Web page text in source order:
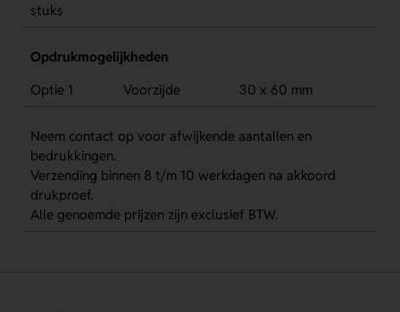
stuks
Opdrukmogelijkheden
Optie 1
Voorzijde 30 x 60 mm
Neem contact op voor afwijkende aantallen en
bedrukkingen.
Verzending binnen 8 t/m 10 werkdagen na akkoord
drukproef.
Alle genoemde prijzen zijn exclusief BTW.